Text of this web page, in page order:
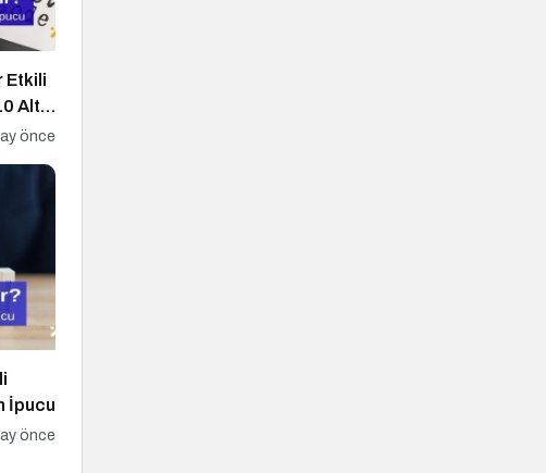
Etkili
Altın
önce
İpucu
önce